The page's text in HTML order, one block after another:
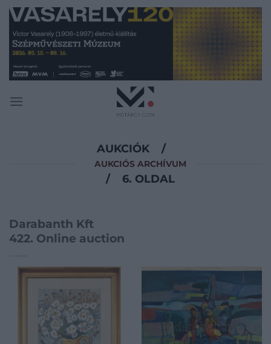
Skip
content
AUKCIÓK /
AUKCIÓS ARCHÍVUM
/ 6. OLDAL
Darabanth Kft
422. Online auction